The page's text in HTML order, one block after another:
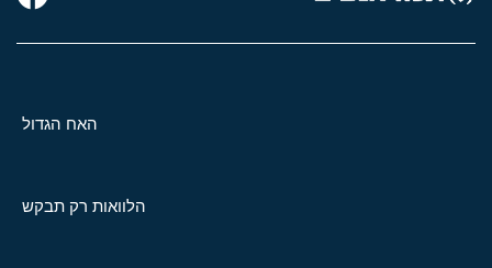
האח הגדול
הלוואות רק תבקש